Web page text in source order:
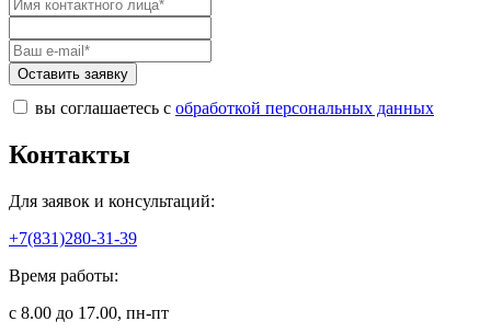
Оставить заявку
вы соглашаетесь с обработкой персональных данных
Контакты
Для заявок и консультаций:
+7(831)280-31-39
Время работы:
с 8.00 до 17.00, пн-пт